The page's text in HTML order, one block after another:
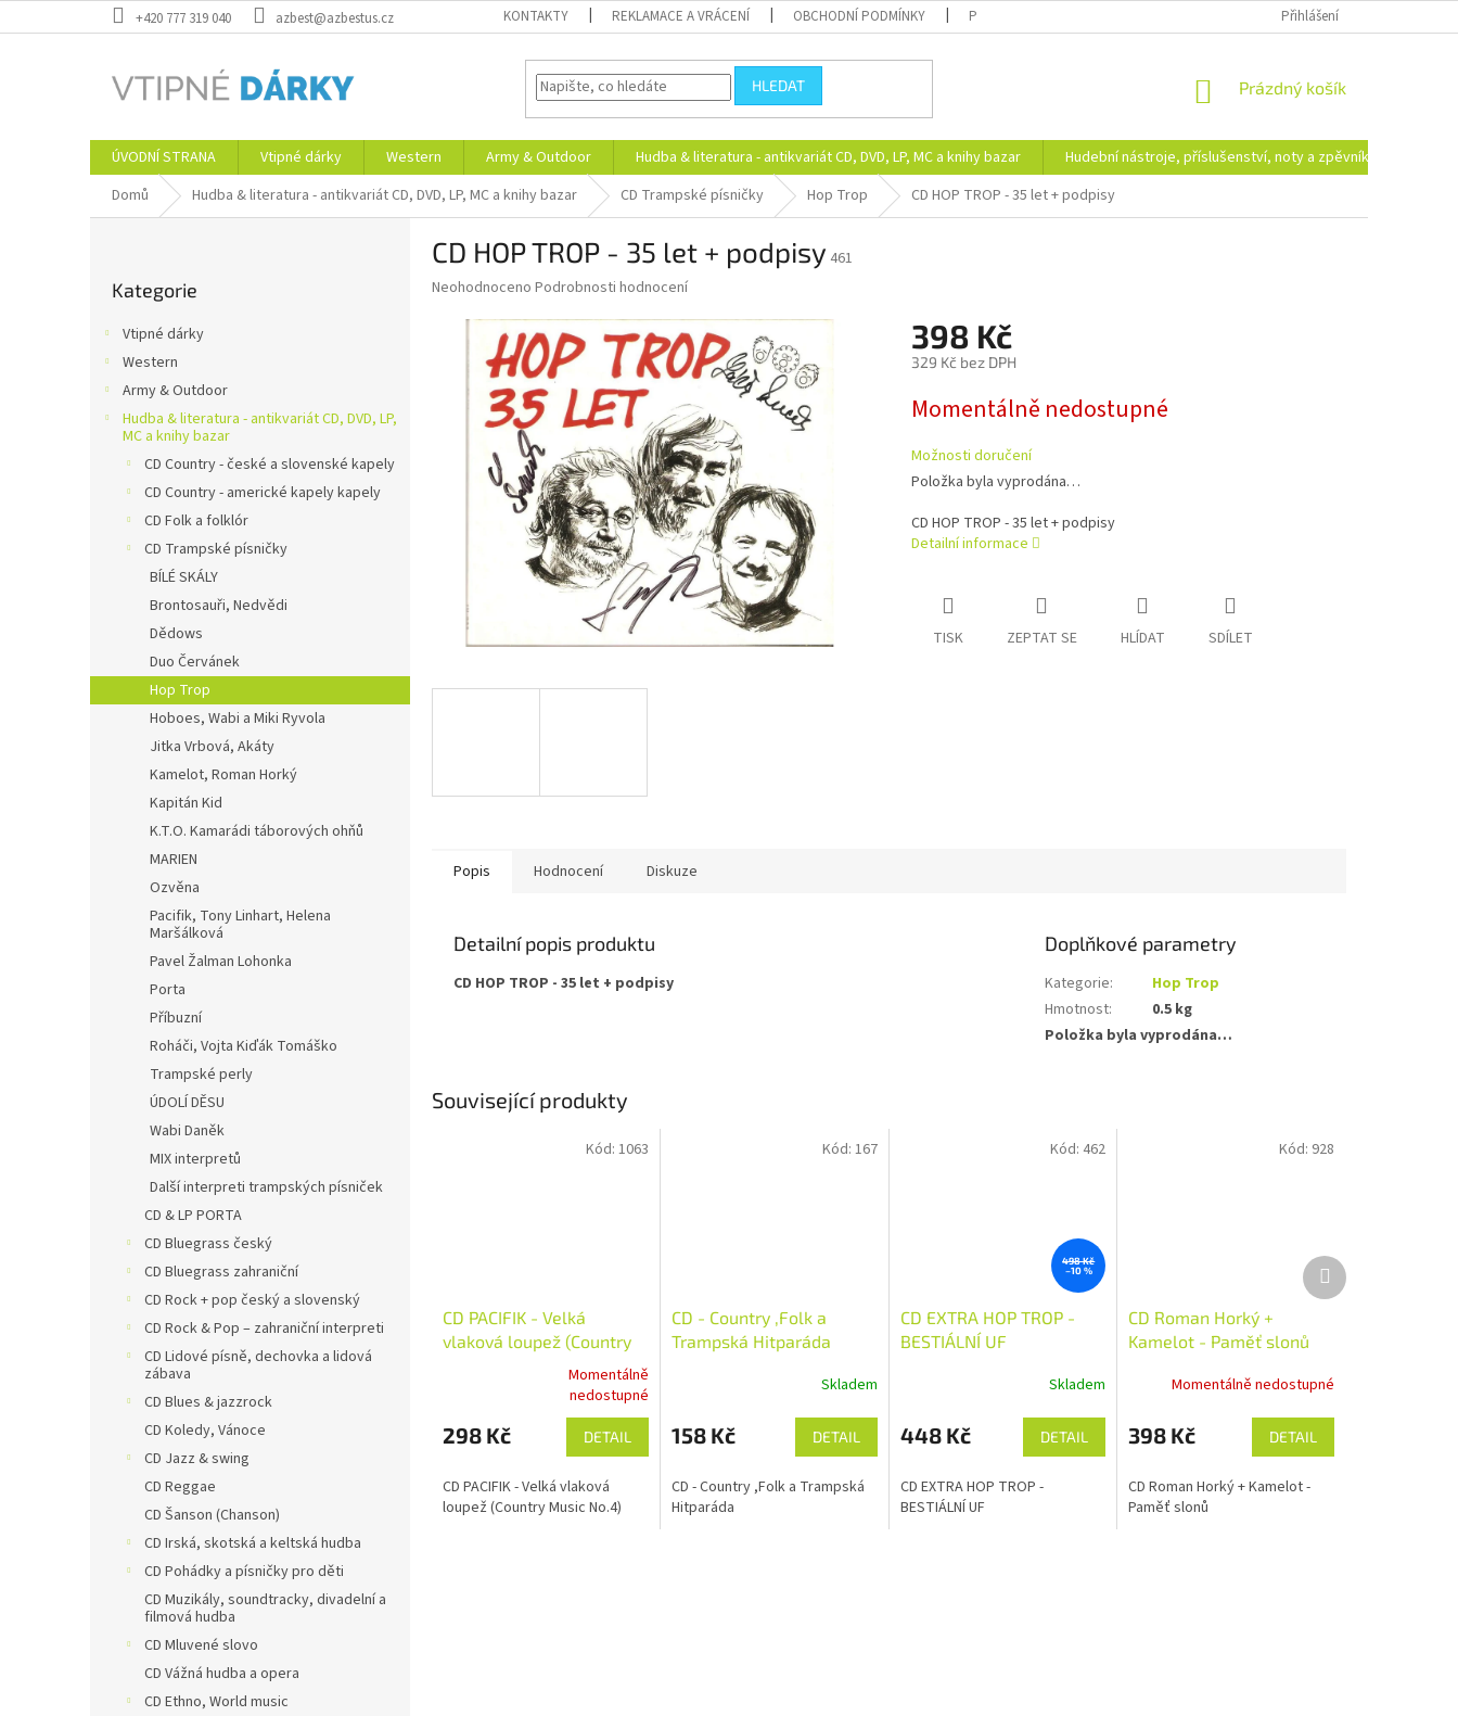
na
+420 777 319 040 azbest@azbestus.cz KONTAKTY REKLAMACE A VRÁCENÍ OBCHODNÍ PODMÍNKY PODMÍNKY OCHRANY OSOBNÍCH ÚDAJŮ DOPRAVA A PLATBA
Přihlášení
HLEDAT
NÁKUPNÍ
Prázdný košík
ÚVODNÍ STRANA Vtipné dárky Western Army & Outdoor Hudba & literatura - antikvariát CD, DVD, LP, MC a knihy bazar Hudební nástroje, příslušenství, noty a zpěvníky
Domů
Hudba & literatura - antikvariát CD, DVD, LP, MC a knihy bazar CD Trampské písničky Hop Trop CD HOP TROP - 35 let + podpisy
kategorie
Kategorie
Vtipné dárky
Western
Army & Outdoor
Hudba & literatura - antikvariát CD, DVD, LP,
MC a knihy bazar
CD Country - české a slovenské kapely
CD Country - americké kapely kapely
CD Folk a folklór
CD Trampské písničky
BÍLÉ SKÁLY
Brontosauři, Nedvědi
Dědows
Duo Červánek
Hop Trop
Hoboes, Wabi a Miki Ryvola
Jitka Vrbová, Akáty
Kamelot, Roman Horký
Kapitán Kid
K.T.O. Kamarádi táborových ohňů
MARIEN
Ozvěna
Pacifik, Tony Linhart, Helena
Maršálková
Pavel Žalman Lohonka
Porta
Příbuzní
Roháči, Vojta Kiďák Tomáško
Trampské perly
ÚDOLÍ DĚSU
Wabi Daněk
MIX interpretů
Další interpreti trampských písniček
CD & LP PORTA
CD Bluegrass český
CD Bluegrass zahraniční
CD Rock + pop český a slovenský
CD Rock & Pop – zahraniční interpreti
CD Lidové písně, dechovka a lidová
zábava
CD Blues & jazzrock
CD Koledy, Vánoce
CD Jazz & swing
CD Reggae
CD Šanson (Chanson)
CD Irská, skotská a keltská hudba
CD Pohádky a písničky pro děti
CD Muzikály, soundtracky, divadelní a
filmová hudba
CD Mluvené slovo
CD Vážná hudba a opera
CD Ethno, World music
CD HOP TROP - 35 let + podpisy 461
Průměrné
hvězdiček.
Neohodnoceno Podrobnosti hodnocení
398 Kč
329 Kč bez DPH
cena:
Momentálně nedostupné
Možnosti doručení
Položka byla vyprodána…
CD HOP TROP - 35 let + podpisy
Detailní informace
TISK ZEPTAT SE HLÍDAT SDÍLET
Popis Hodnocení Diskuze
Detailní popis produktu
CD HOP TROP - 35 let + podpisy
Doplňkové parametry
Kategorie:
Hop Trop
Hmotnost:
0.5 kg
Položka byla vyprodána…
Související produkty
CD PACIFIK - Velká
vlaková loupež (Country
produktu
je
z
5
Momentálně
nedostupné
298 Kč DETAIL
CD PACIFIK - Velká vlaková
loupež (Country Music No.4)
Kód: 1063
CD - Country ,Folk a
Trampská Hitparáda
Skladem
158 Kč DETAIL
CD - Country ,Folk a Trampská
Hitparáda
Kód: 167
498 Kč
–10 %
CD EXTRA HOP TROP -
BESTIÁLNÍ UF
Skladem
448 Kč DETAIL
CD EXTRA HOP TROP -
BESTIÁLNÍ UF
Kód: 462
CD Roman Horký +
Kamelot - Paměť slonů
Momentálně nedostupné
398 Kč DETAIL
CD Roman Horký + Kamelot -
Paměť slonů
Kód: 928
Další
produkt